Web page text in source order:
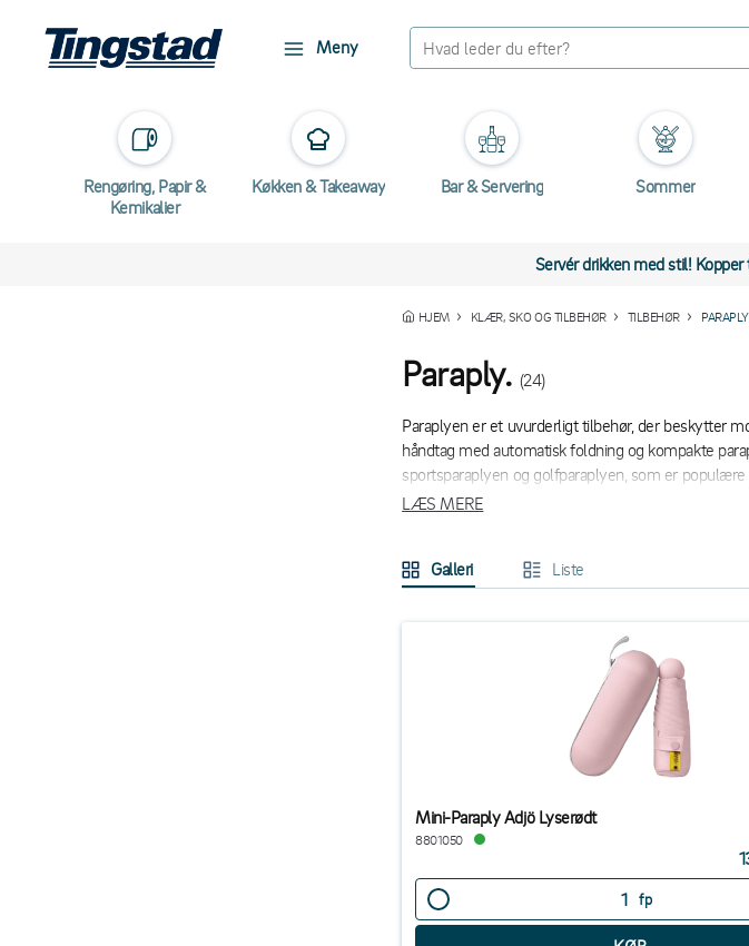
Meny
Rengøring, Papir &
Kemikalier
Køkken & Takeaway Bar & Servering Sommer
Servér drikken med stil!
HJEM KLÆR, SKO OG TILBEHØR TILBEHØR
Paraply. (24)
Paraplyen er et uvurderligt tilbehør, der beskytter
håndtag med automatisk foldning og kompakte
sportsparaplyen og golfparaplyen, som er
LÆS MERE
Galleri Liste
Mini-Paraply Adjö Lyserødt
8801050
fp